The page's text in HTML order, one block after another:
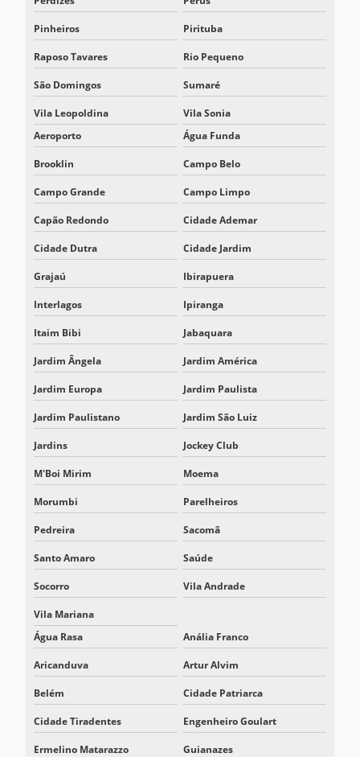
REPRESENTANTE DELTA NOBREAK
REPRESENTANTE DELTA NOBREAK SP
REPRESENTANTE ELTEK SISTEMAS
RETIFICADOR BATERIA
RETIFICADOR CARREGADOR
RETIFICADOR CARREGADOR 125VCC
RETIFICADOR CARREGADOR DE BATERIA
RETIFICADOR CARREGADOR CHAVEADO EM ALTA FREQUÊNCIA
RETIFICADOR CARREGADOR FLUTUADOR
RETIFICADOR CARREGADOR PORTÁTIL
RETIFICADOR CHAVEADO
RETIFICADOR INDUSTRIAL
SISTEMA DE ARMAZENAMENTO DE ENERGIA EM BATERIA BESS
SISTEMA DE ARMAZENAMENTO DE ENERGIA EM BATERIAS
SISTEMA BESS
SISTEMA BESS BATERIAS
SISTEMA BESS PARA CENTROS LOGÍSTICOS
SISTEMA BESS PARA ELETROPOSTO
SISTEMA BESS INDUSTRIAL
SISTEMA ESS ENERGIA
Pinheiros Pirituba
Raposo Tavares Rio Pequeno
São Domingos Sumaré
Vila Leopoldina
Vila Sonia
Aeroporto
Água Funda
Brooklin Campo Belo
Campo Grande Campo Limpo
Capão Redondo Cidade Ademar
Cidade Dutra Cidade Jardim
Grajaú Ibirapuera
Interlagos Ipiranga
Itaim Bibi Jabaquara
Jardim Ângela Jardim América
Jardim Europa Jardim Paulista
Jardim Paulistano Jardim São Luiz
Jardins Jockey Club
M'Boi Mirim Moema
Morumbi Parelheiros
Pedreira Sacomã
Santo Amaro Saúde
Socorro Vila Andrade
Vila Mariana
Água Rasa
Anália Franco
Aricanduva Artur Alvim
Belém Cidade Patriarca
Cidade Tiradentes Engenheiro Goulart
Ermelino Matarazzo Guianazes